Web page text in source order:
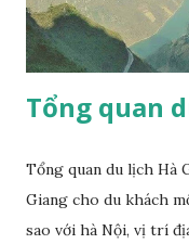
Tổng quan
Tổng quan du lịch Hà
Giang cho du khách
sao với hà Nội, vị trí